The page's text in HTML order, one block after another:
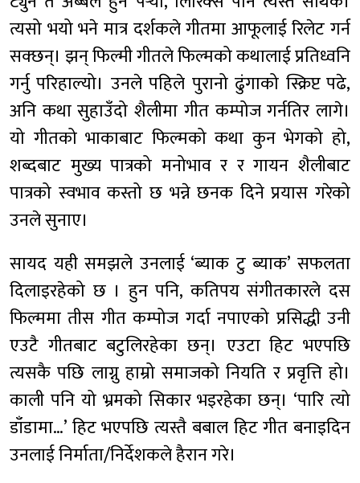
त्यसो भयो भने मात्र दर्शकले गीतमा आफूलाई रिलेट गर्न
सक्छन्। झन् फिल्मी गीतले फिल्मको कथालाई प्रतिध्वनि
गर्नु परिहाल्यो। उनले पहिले पुरानो ढुंगाको स्क्रिप्ट पढे,
अनि कथा सुहाउँदो शैलीमा गीत कम्पोज गर्नतिर लागे।
यो गीतको भाकाबाट फिल्मको कथा कुन भेगको हो,
शब्दबाट मुख्य पात्रको मनोभाव र र गायन शैलीबाट
पात्रको स्वभाव कस्तो छ भन्ने छनक दिने प्रयास गरेको
उनले सुनाए।
सायद यही समझले उनलाई ‘ब्याक टु ब्याक’ सफलता
दिलाइरहेको छ । हुन पनि, कतिपय संगीतकारले दस
फिल्ममा तीस गीत कम्पोज गर्दा नपाएको प्रसिद्धी उनी
एउटै गीतबाट बटुलिरहेका छन्। एउटा हिट भएपछि
त्यसकै पछि लाग्नु हाम्रो समाजको नियति र प्रवृत्ति हो।
काली पनि यो भ्रमको सिकार भइरहेका छन्। ‘पारि त्यो
डाँडामा…’ हिट भएपछि त्यस्तै बबाल हिट गीत बनाइदिन
उनलाई निर्माता/निर्देशकले हैरान गरे।